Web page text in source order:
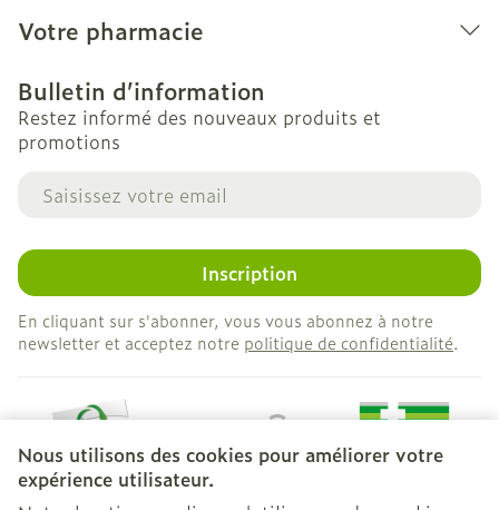
Nous utilisons des cookies pour améliorer votre
expérience utilisateur.
Votre pharmacie
Bulletin d’information
Restez informé des nouveaux produits et
promotions
Adresse mail
Inscription
En cliquant sur s'abonner, vous vous abonnez à notre
newsletter et acceptez notre politique de confidentialité.